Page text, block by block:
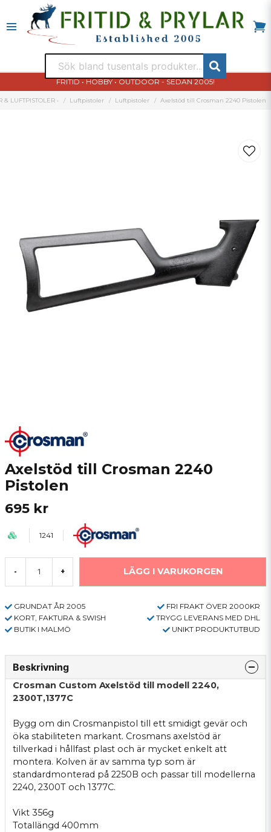
FRITID • HOBBY • OUTDOOR - SEDAN 2005!
& LUFTPISTOLER • Luftpistoler Luftpistoler Axelstöd till Crosman 2240 Pistolen
Axelstöd till Crosman 2240
Pistolen
695 kr
1241
- + LÄGG I VARUKORGEN
GRUNDAT ÅR 2005
FRI FRAKT ÖVER 2000KR
KORT, FAKTURA & SWISH
TRYGG LEVERANS MED DHL
BUTIK I MALMÖ
UNIKT PRODUKTUTBUD
Beskrivning
Crosman Custom Axelstöd till modell 2240,
2300T,1377C
Bygg om din Crosmanpistol till ett smidigt gevär och
öka stabiliteten markant. Crosmans axelstöd är
tillverkad i hållfast plast och är mycket enkelt att
montera. Kolven är av samma typ som är
standardmonterad på 2250B och passar till modellerna
2240, 2300T och 1377C.
Vikt 356g
Totallängd 400mm